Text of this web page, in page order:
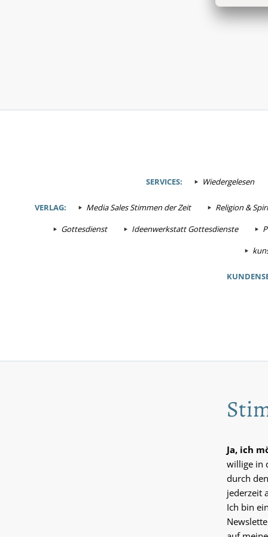
SERVICES: Wiedergelesen
VERLAG: Media Sales Stimmen der Zeit
Religion &
Gottesdienst
Ideenwerkstatt Gottesdienste
Ja, ich
willige in
durch
jederzeit
Ich bin